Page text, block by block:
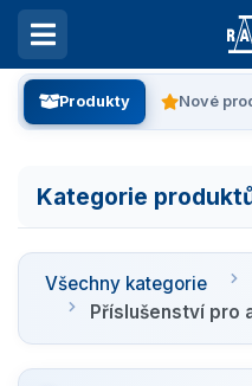
Produkty Nové
Kategorie
Všechny kategorie
Laboratorní váhy
Vážení filtrů
Všechny kategorie
Příslušenství pro